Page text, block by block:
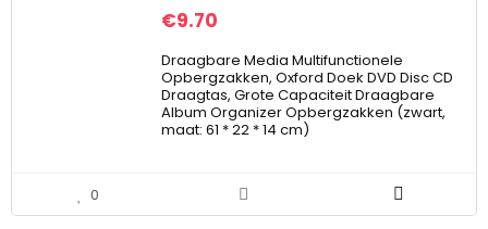
€9.70
Draagbare Media Multifunctionele
Opbergzakken, Oxford Doek DVD Disc CD
Draagtas, Grote Capaciteit Draagbare
Album Organizer Opbergzakken (zwart,
maat: 61 * 22 * 14 cm)
0